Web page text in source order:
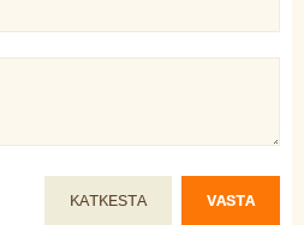
KATKESTA VASTA